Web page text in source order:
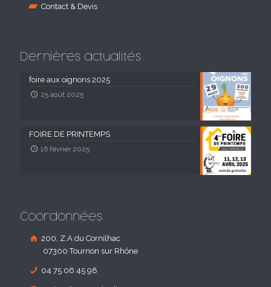
Contact & Devis
Dernières actualités
foire aux oignons 2025
25 août 2025
FOIRE DE PRINTEMPS
16 février 2025
Coordonnées
200, Z.A du Cornilhac
07300 Tournon sur Rhône
04 75 06 45 98